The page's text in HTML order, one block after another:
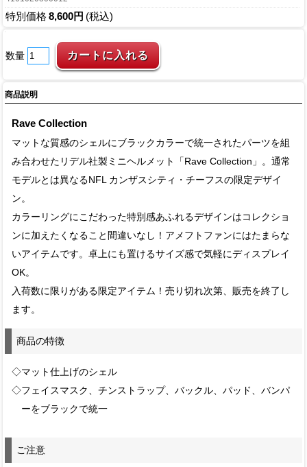
特別価格 8,600円 (税込)
数量
商品説明
Rave Collection
マットな質感のシェルにブラックカラーで統一されたパーツを組
み合わせたリデル社製ミニヘルメット「Rave Collection」。通常
モデルとは異なるNFL カンザスシティ・チーフスの限定デザイ
ン。
カラーリングにこだわった特別感あふれるデザインはコレクショ
ンに加えたくなること間違いなし！アメフトファンにはたまらな
いアイテムです。卓上にも置けるサイズ感で気軽にディスプレイ
OK。
入荷数に限りがある限定アイテム！売り切れ次第、販売を終了し
ます。
商品の特徴
◇マット仕上げのシェル
◇フェイスマスク、チンストラップ、バックル、パッド、バンパ
ーをブラックで統一
ご注意